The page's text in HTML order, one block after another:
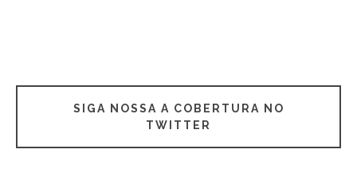
SIGA NOSSA A COBERTURA NO
TWITTER